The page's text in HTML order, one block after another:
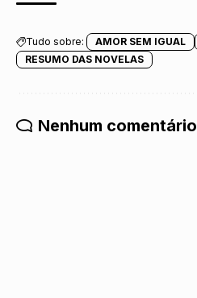
Tudo sobre: AMOR SEM IGUAL
RESUMO DAS NOVELAS
Nenhum comentário